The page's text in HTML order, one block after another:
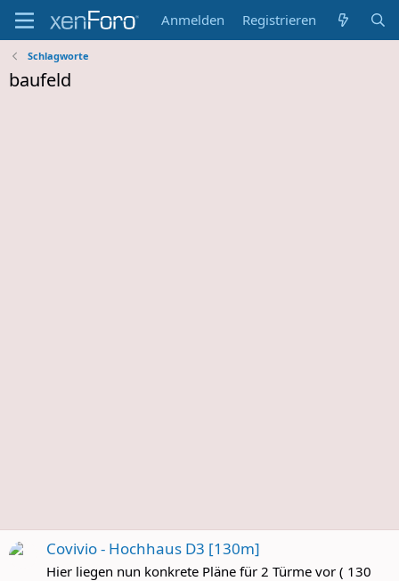
Anmelden Registrieren
Schlagworte
baufeld
Covivio - Hochhaus D3 [130m]
Hier liegen nun konkrete Pläne für 2 Türme vor ( 130